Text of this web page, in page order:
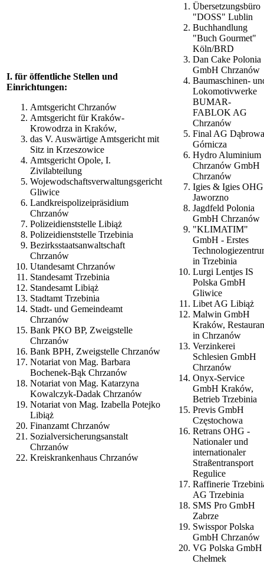
I. für öffentliche Stellen und
Einrichtungen:
Amtsgericht Chrzanów
Amtsgericht für Kraków-
Krowodrza in Kraków,
das V. Auswärtige Amtsgericht mit
Sitz in Krzeszowice
Amtsgericht Opole, I.
Zivilabteilung
Wojewodschaftsverwaltungsgericht
Gliwice
Landkreispolizeipräsidium
Chrzanów
Polizeidienststelle Libiąż
Polizeidienststelle Trzebinia
Bezirksstaatsanwaltschaft
Chrzanów
Utandesamt Chrzanów
Standesamt Trzebinia
Standesamt Libiąż
Stadtamt Trzebinia
Stadt- und Gemeindeamt
Chrzanów
Bank PKO BP, Zweigstelle
Chrzanów
Bank BPH, Zweigstelle Chrzanów
Notariat von Mag. Barbara
Bochenek-Bąk Chrzanów
Notariat von Mag. Katarzyna
Kowalczyk-Dadak Chrzanów
Notariat von Mag. Izabella Potejko
Libiąż
Finanzamt Chrzanów
Sozialversicherungsanstalt
Chrzanów
Kreiskrankenhaus Chrzanów
Übersetzungsbüro
"DOSS" Lublin
Buchhandlung
"Buch Gourmet"
Köln/BRD
Dan Cake Polonia
GmbH Chrzanów
Baumaschinen-
Lokomotivwerke
BUMAR-
FABLOK AG
Chrzanów
Final AG Dąbrowa
Górnicza
Hydro Aluminium
Chrzanów GmbH
Chrzanów
Igies & Igies OHG
Jaworzno
Jagdfeld Polonia
GmbH Chrzanów
"KLIMATIM"
GmbH - Erstes
in Trzebinia
Lurgi Lentjes IS
Polska GmbH
Gliwice
Libet AG Libiąż
Malwin GmbH
Kraków,
in Chrzanów
Verzinkerei
Schlesien GmbH
Chrzanów
Onyx-Service
GmbH Kraków,
Betrieb Trzebinia
Previs GmbH
Częstochowa
Retrans OHG -
Nationaler und
internationaler
Straßentransport
Regulice
Raffinerie
AG Trzebinia
SMS Pro GmbH
Zabrze
Swisspor Polska
GmbH Chrzanów
VG Polska GmbH
Chełmek